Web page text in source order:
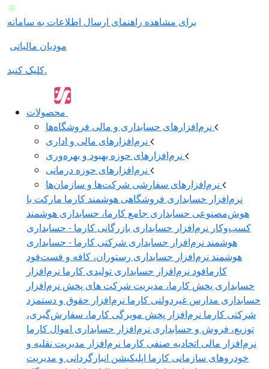
برای مشاهده راهنمای ارسال اطلاعات به سامانه
مودیان مالیاتی
کلیک کنید.
نرم‌افزار حسابداری فروشگاهی هوشمند کارما مارکت با
هوش‌مصنوعی حسابداری جامع کارما، حسابداری هوشمند
کسب‌وکار نرم‌افزار حسابداری بازرگانی کارما - حسابداری
هوشمند نرم‌افزار حسابداری شرکتی کارما - حسابداری
هوشمند نرم‌افزار حسابداری رستوران، کافه و فست‌فود
کارمافود نرم‌افزار حسابداری تولیدی کارما نرم‌افزار
حسابداری پخش کارما، مدیریت شرکت های پخش نرم‌افزار
حسابداری مدارس غیردولتی کارما نرم‌افزار حقوق و دستمزد
شرکتی کارما نرم‌افزار پخش مویرگی کارما، سفارش‌گیری،
توزیع، فروش و حسابداری نرم‌افزار حسابداری اموال کارما
نرم‌افزار مالی اتحادیه صنفی کارما نرم‌افزار مدیریت نقلیه و
خودروهای سازمانی کارما اپلیکیشن انبارگردانی و مدیریت